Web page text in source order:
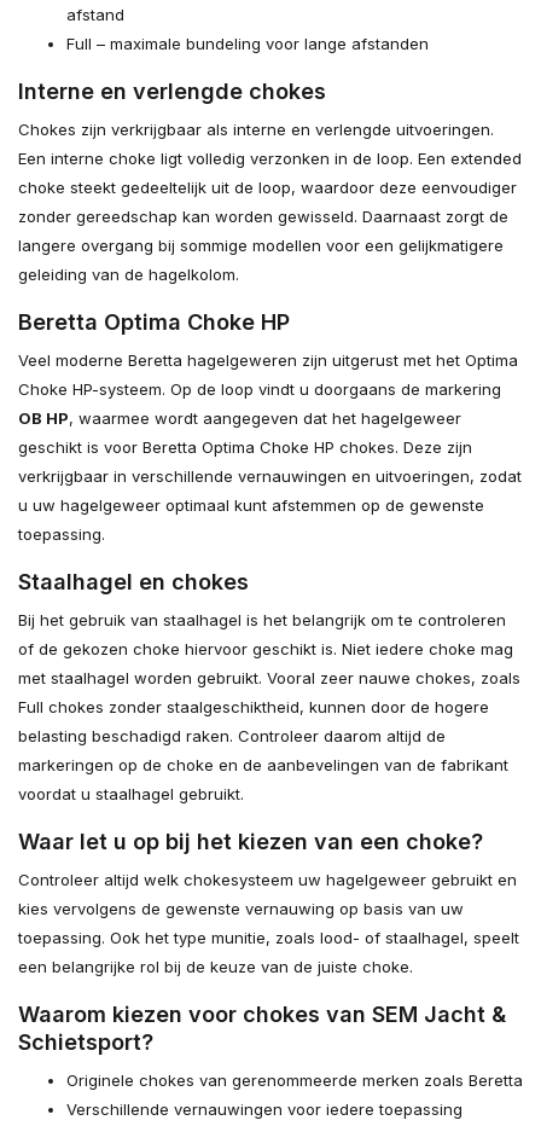
afstand
Full – maximale bundeling voor lange afstanden
Interne en verlengde chokes
Chokes zijn verkrijgbaar als interne en verlengde uitvoeringen.
Een interne choke ligt volledig verzonken in de loop. Een extended
choke steekt gedeeltelijk uit de loop, waardoor deze eenvoudiger
zonder gereedschap kan worden gewisseld. Daarnaast zorgt de
langere overgang bij sommige modellen voor een gelijkmatigere
geleiding van de hagelkolom.
Beretta Optima Choke HP
Veel moderne Beretta hagelgeweren zijn uitgerust met het Optima
Choke HP-systeem. Op de loop vindt u doorgaans de markering
OB HP, waarmee wordt aangegeven dat het hagelgeweer
geschikt is voor Beretta Optima Choke HP chokes. Deze zijn
verkrijgbaar in verschillende vernauwingen en uitvoeringen, zodat
u uw hagelgeweer optimaal kunt afstemmen op de gewenste
toepassing.
Staalhagel en chokes
Bij het gebruik van staalhagel is het belangrijk om te controleren
of de gekozen choke hiervoor geschikt is. Niet iedere choke mag
met staalhagel worden gebruikt. Vooral zeer nauwe chokes, zoals
Full chokes zonder staalgeschiktheid, kunnen door de hogere
belasting beschadigd raken. Controleer daarom altijd de
markeringen op de choke en de aanbevelingen van de fabrikant
voordat u staalhagel gebruikt.
Waar let u op bij het kiezen van een choke?
Controleer altijd welk chokesysteem uw hagelgeweer gebruikt en
kies vervolgens de gewenste vernauwing op basis van uw
toepassing. Ook het type munitie, zoals lood- of staalhagel, speelt
een belangrijke rol bij de keuze van de juiste choke.
Waarom kiezen voor chokes van SEM Jacht &
Schietsport?
Originele chokes van gerenommeerde merken zoals Beretta
Verschillende vernauwingen voor iedere toepassing